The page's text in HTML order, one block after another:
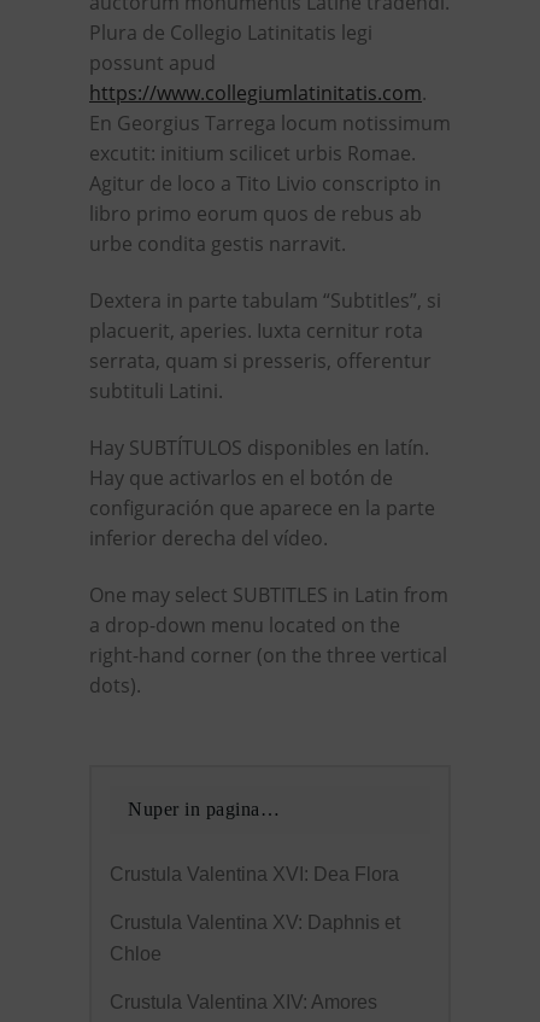
Plura de Collegio Latinitatis legi
possunt apud
https://www.collegiumlatinitatis.com.
En Georgius Tarrega locum notissimum
excutit: initium scilicet urbis Romae.
Agitur de loco a Tito Livio conscripto in
libro primo eorum quos de rebus ab
urbe condita gestis narravit.
Dextera in parte tabulam “Subtitles”, si
placuerit, aperies. Iuxta cernitur rota
serrata, quam si presseris, offerentur
subtituli Latini.
Hay SUBTÍTULOS disponibles en latín.
Hay que activarlos en el botón de
configuración que aparece en la parte
inferior derecha del vídeo.
One may select SUBTITLES in Latin from
a drop-down menu located on the
right-hand corner (on the three vertical
dots).
Nuper in pagina…
Crustula Valentina XVI: Dea Flora
Crustula Valentina XV: Daphnis et
Chloe
Crustula Valentina XIV: Amores